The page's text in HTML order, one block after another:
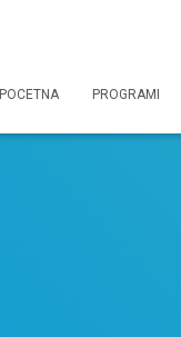
POCETNA PROGRAMI